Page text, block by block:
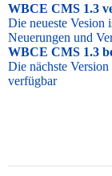
WBCE CMS 1.3
Die neueste
Neuerungen und
WBCE CMS 1.3
Die nächste
verfügbar